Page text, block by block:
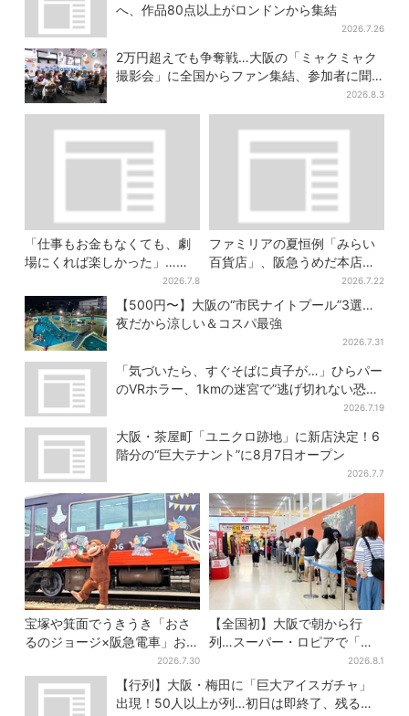
へ、作品80点以上がロンドンから集結
2026.7.26
2万円超えでも争奪戦…大阪の「ミャクミャク
撮影会」に全国からファン集結、参加者に聞
2026.8.3
「仕事もお金もなくても、劇
場にくれば楽しかった」…大
阪“マンゲキ卒業”芸人が語
る、漫才を磨き続けた日々
2026.7.8
ファミリアの夏恒例「みらい
百貨店」、阪急うめだ本店で
開幕…限定グッズを大人買い
する人続出
2026.7.22
【500円〜】大阪の“市民ナイトプール”3選…
夜だから涼しい＆コスパ最強
2026.7.31
「気づいたら、すぐそばに貞子が…」ひらパー
のVRホラー、1kmの迷宮で”逃げ切れない恐
2026.7.19
大阪・茶屋町「ユニクロ跡地」に新店決定！6
階分の“巨大テナント”に8月7日オープン
2026.7.7
宝塚や箕面でうきうき「おさ
るのジョージ×阪急電車」お披
露目！マルーンの制服で神
戸・宝塚・京都各線に添乗
2026.7.30
【全国初】大阪で朝から行
列…スーパー・ロピアで「ど
デカ抽選会」、開始30分で“1
等黒毛和牛”の当選も
2026.8.1
【行列】大阪・梅田に「巨大アイスガチャ」
出現！50人以上が列…初日は即終了、残る開